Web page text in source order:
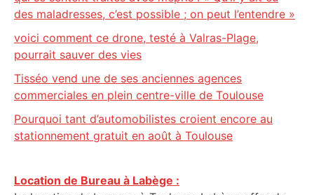
des maladresses, c’est possible ; on peut l’entendre »
voici comment ce drone, testé à Valras-Plage,
pourrait sauver des vies
Tisséo vend une de ses anciennes agences
commerciales en plein centre-ville de Toulouse
Pourquoi tant d’automobilistes croient encore au
stationnement gratuit en août à Toulouse
Location de Bureau à Labège :